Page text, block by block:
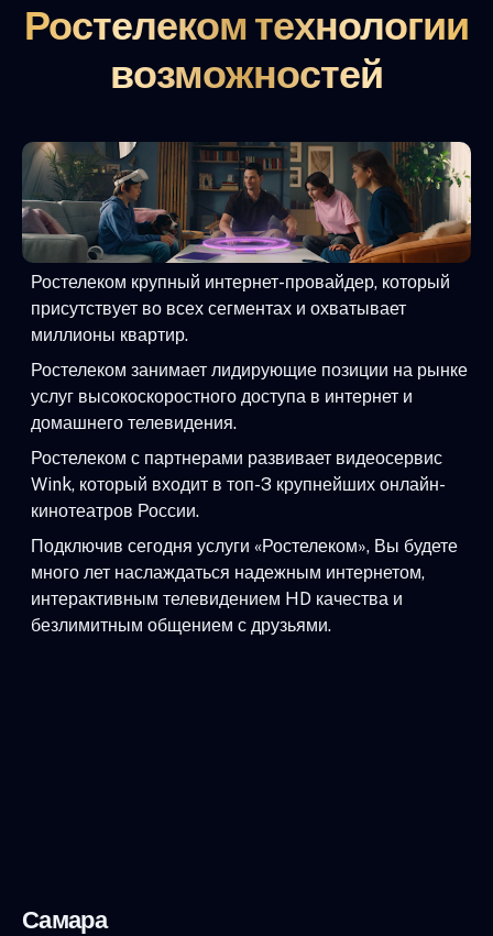
Ростелеком технологии
возможностей
Ростелеком крупный интернет-провайдер, который
присутствует во всех сегментах и охватывает
миллионы квартир.
Ростелеком занимает лидирующие позиции на рынке
услуг высокоскоростного доступа в интернет и
домашнего телевидения.
Ростелеком с партнерами развивает видеосервис
Wink, который входит в топ-3 крупнейших онлайн-
кинотеатров России.
Подключив сегодня услуги «Ростелеком», Вы будете
много лет наслаждаться надежным интернетом,
интерактивным телевидением HD качества и
безлимитным общением с друзьями.
Самара